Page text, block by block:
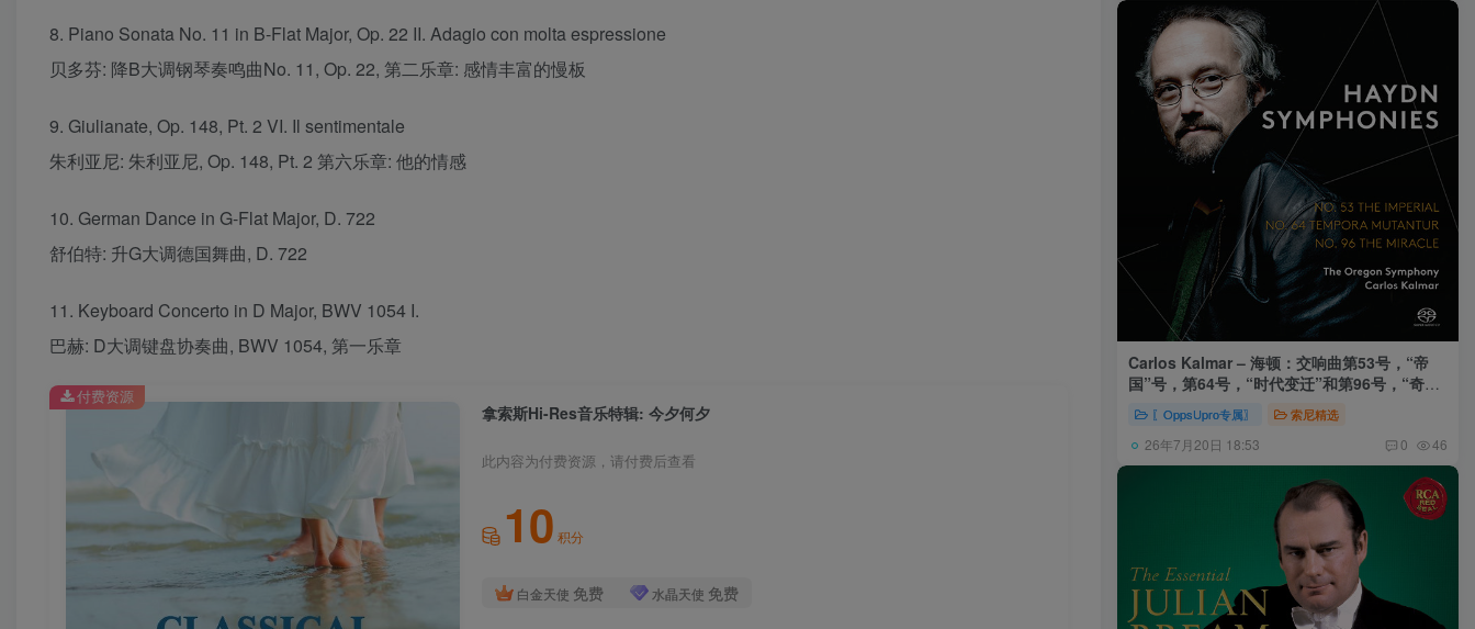
8. Piano Sonata No. 11 in B-Flat Major, Op. 22 II. Adagio con molta espressione
贝多芬: 降B大调钢琴奏鸣曲No. 11, Op. 22, 第二乐章: 感情丰富的慢板
9. Giulianate, Op. 148, Pt. 2 VI. Il sentimentale
朱利亚尼: 朱利亚尼, Op. 148, Pt. 2 第六乐章: 他的情感
10. German Dance in G-Flat Major, D. 722
舒伯特: 升G大调德国舞曲, D. 722
11. Keyboard Concerto in D Major, BWV 1054 I.
巴赫: D大调键盘协奏曲, BWV 1054, 第一乐章
拿索斯Hi-Res音乐特辑: 今夕何夕
此内容为付费资源，请付费后查看
10 积分
白金天使 免费 水晶天使 免费
付费资源
Carlos Kalmar – 海顿：交响曲第53号，“帝
国”号，第64号，“时代变迁”和第96号，“奇迹”
号 (俄勒冈交响乐团，卡尔玛)
〖OppsUpro专属〗 索尼精选
26年7月20日 18:53 0 46